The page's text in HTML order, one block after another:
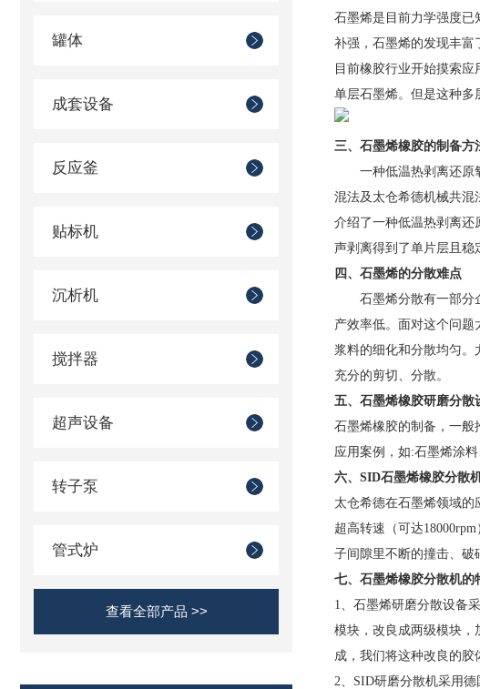
罐体
成套设备
反应釜
贴标机
沉析机
搅拌器
超声设备
转子泵
管式炉
查看全部产品 >>
石墨烯是目前力学强度已
补强，石墨烯的发现丰富
目前橡胶行业开始摸索
单层石墨烯。但是这种多
三、石墨烯橡胶的制备方
一种低温热剥离还原氧
混法及太仓希德机械共混
介绍了一种低温热剥离还
声剥离得到了单片层且稳
四、石墨烯的分散难点
石墨烯分散有一部分企
产效率低。面对这个问
浆料的细化和分散均匀
充分的剪切、分散。
五、石墨烯橡胶研磨分散
石墨烯橡胶的制备，一般
应用案例，如:石墨烯涂
六、SID石墨烯橡胶分散
太仓希德在石墨烯领域
超高转速（可达
子间隙里不断的撞击、破
七、石墨烯橡胶分散机的
1、石墨烯研磨分散设备
模块，改良成两级模块，
成，我们将这种改良的胶
2、SID研磨分散机采用